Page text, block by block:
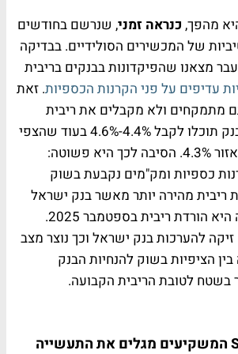
מהפך, כנראה זמני, שנרשם בחודשים
של המכשירים הסולידיים. בבדיקה
מצאנו שהפיקדונות בבנקים בריבית
עדיפים על פני הקרנות הכספיות. זאת
מתמקחים ולא מקבלים את ריבית
התעריף. בפועל, בבנק תוכלו לקבל 4.4%-4.6% בעוד שהצפי
לקרן כספית הוא באזור 4.3%. הסיבה לכך היא פשוטה:
כספיות ומק"מים נקבעת בשוק
ריבית מהירה יותר מאשר בנק ישראל
שהערכתו האחרונה היא הורדת ריבית בספטמבר 2025.
להערכות בנק ישראל וכך נוצר מצב
הציפיות בשוק להנחיות הבנק
בשטח לטובת הריבית הקבועה.
בזכות ה-S&P 500 המשקיעים מגלים את התעשייה